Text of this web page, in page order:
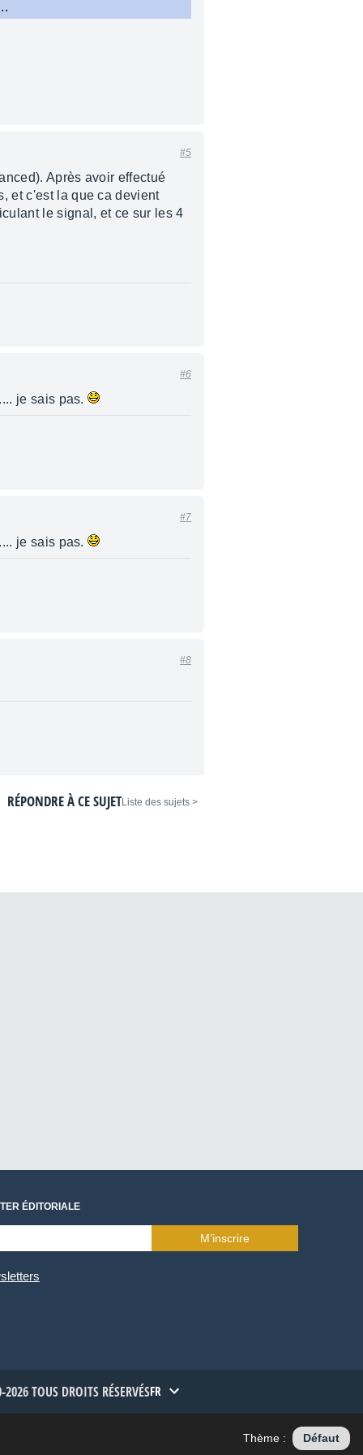
#5
Après avoir effectué
et c'est la que ca devient
le signal, et ce sur les 4
#6
.... je sais pas.
#7
.... je sais pas.
#8
< Liste des sujets
RÉPONDRE À CE SUJET
ÉDITORIALE
M’inscrire
TOUS DROITS RÉSERVÉSFR
Thème : Défaut